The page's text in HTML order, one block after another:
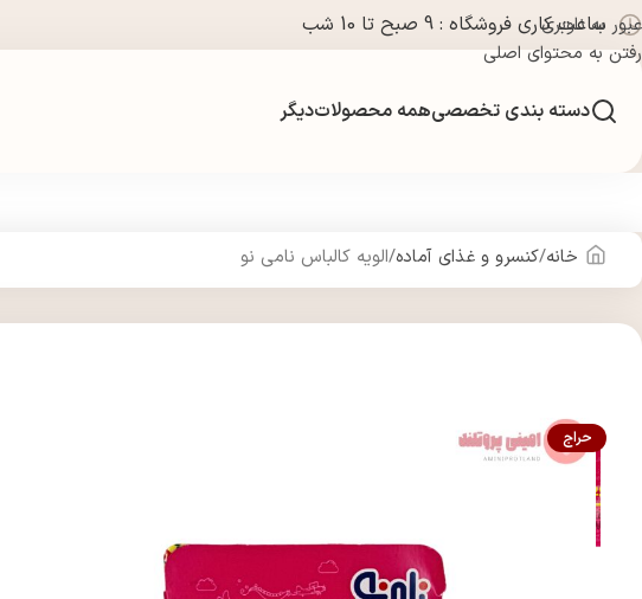
عبور به ناوبری
رفتن به محتوای اصلی
ساعت کاری فروشگاه : 9 صبح تا 10 شب
دسته بندی تخصصیهمه محصولاتدیگر
خانه کنسرو و غذای آماده الویه کالباس نامی نو
حراج